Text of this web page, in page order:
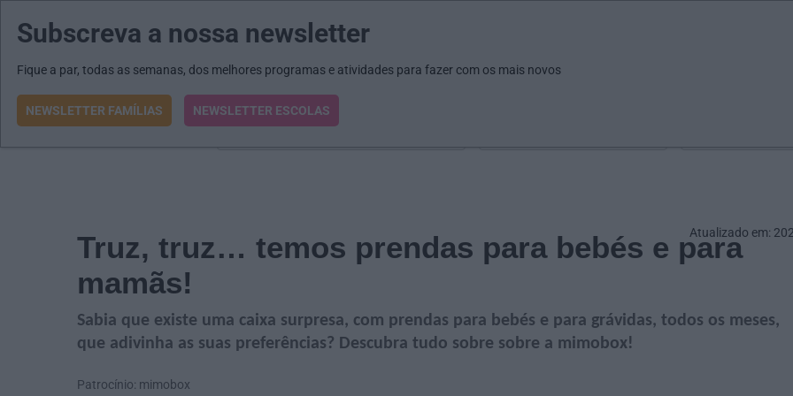
MENU MAIL JORNAIS
O que procura?
Truz, truz… temos prendas para bebés e para
mamãs!
Sabia que existe uma caixa surpresa, com prendas para bebés e para grávidas, todos os meses,
que adivinha as suas preferências? Descubra tudo sobre sobre a mimobox!
Patrocínio: mimobox
Atualizado em:
Subscreva a nossa newsletter
Fique a par, todas as semanas, dos melhores programas e atividades para fazer com os mais novos
NEWSLETTER FAMÍLIAS NEWSLETTER ESCOLAS